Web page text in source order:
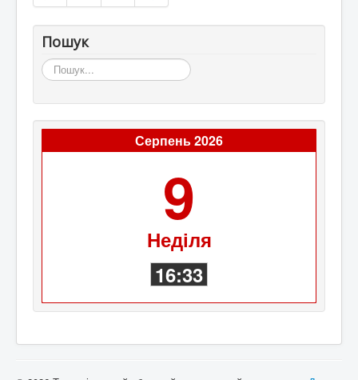
Пошук
Пошук...
Серпень 2026
9
Неділя
16:33